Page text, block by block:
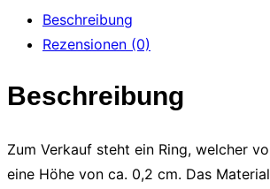
MengeBeschreibung
Rezensionen (0)
Beschreibung
Zum Verkauf steht ein Ring, welcher
eine Höhe von ca. 0,2 cm. Das